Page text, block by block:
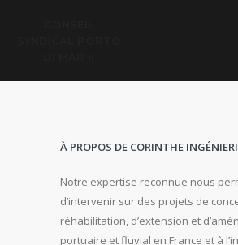
À PROPOS DE CORINTHE
Notre expertise reconnue nous
d’intervenir sur des projets de
réhabilitation, d’extension et
portuaire et fluvial en France et à